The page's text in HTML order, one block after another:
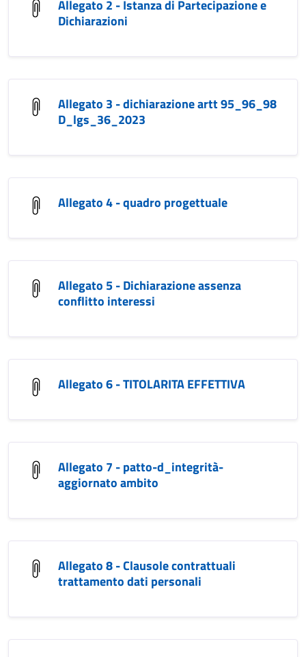
Allegato 2 - Istanza di Partecipazione e
Dichiarazioni
Allegato 3 - dichiarazione artt 95_96_98
D_lgs_36_2023
Allegato 4 - quadro progettuale
Allegato 5 - Dichiarazione assenza
conflitto interessi
Allegato 6 - TITOLARITA EFFETTIVA
Allegato 7 - patto-d_integrità-
aggiornato ambito
Allegato 8 - Clausole contrattuali
trattamento dati personali